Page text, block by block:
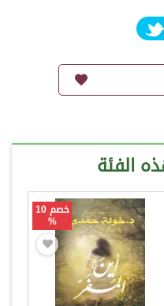
الفئة
خصم 10
%